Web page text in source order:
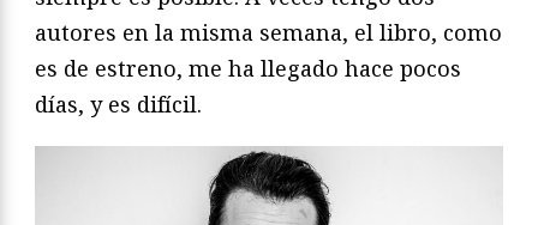
autores en la misma semana, el libro, como
es de estreno, me ha llegado hace pocos
días, y es difícil.